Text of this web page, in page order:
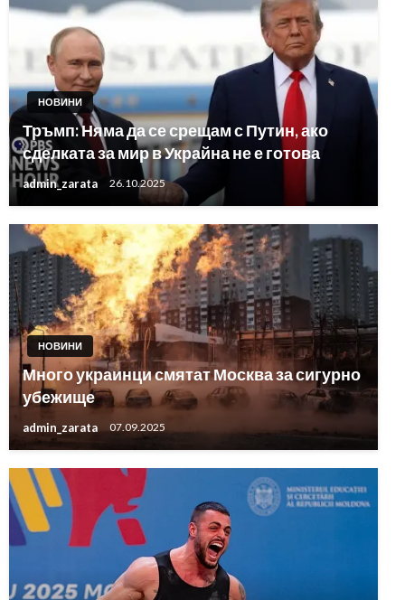
НОВИНИ
Тръмп: Няма да се срещам с Путин, ако
сделката за мир в Украйна не е готова
admin_zarata 26.10.2025
НОВИНИ
Много украинци смятат Москва за сигурно
убежище
admin_zarata 07.09.2025